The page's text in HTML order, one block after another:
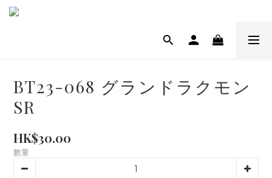
BT23-068 グランドラクモン
SR
HK$30.00
數量